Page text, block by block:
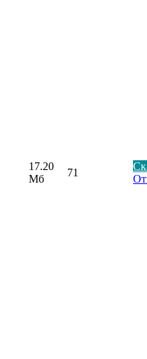
17.20
Мб
71